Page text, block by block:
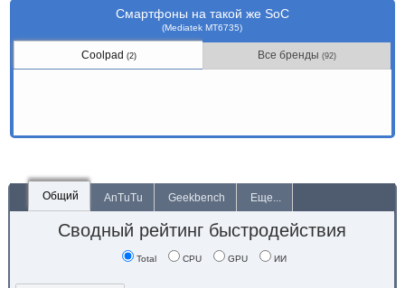
Смартфоны на такой же SoC
(Mediatek MT6735)
Coolpad (2) Все бренды(92)
Общий AnTuTu Geekbench Еще...
Сводный рейтинг быстродействия
Total CPU GPU ИИ